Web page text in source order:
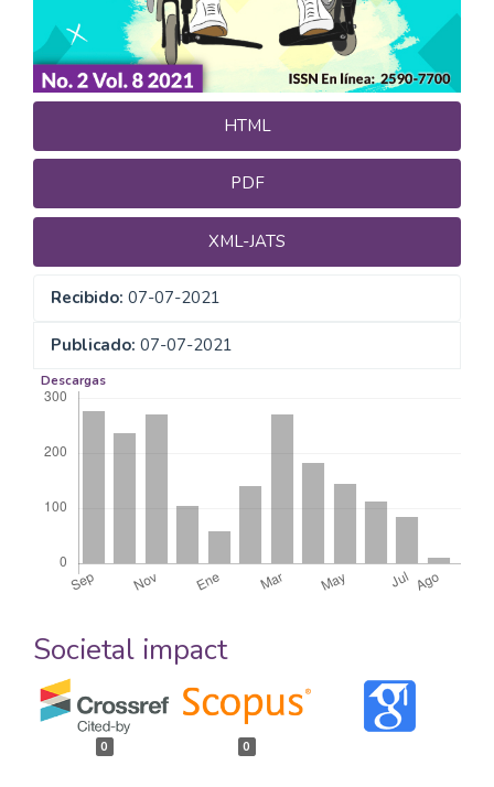
HTML
PDF
XML-JATS
Recibido: 07-07-2021
Publicado: 07-07-2021
Descargas
Societal impact
0 0